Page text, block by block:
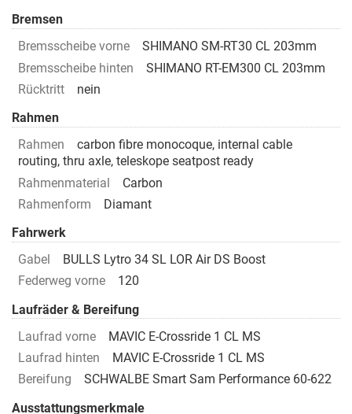
Bremsen
Bremsscheibe vorne
SHIMANO SM-RT30 CL 203mm
Bremsscheibe hinten
SHIMANO RT-EM300 CL 203mm
Rücktritt
nein
Rahmen
Rahmen
carbon fibre monocoque, internal cable
routing, thru axle, teleskope seatpost ready
Rahmenmaterial
Carbon
Rahmenform
Diamant
Fahrwerk
Gabel
BULLS Lytro 34 SL LOR Air DS Boost
Federweg vorne
120
Laufräder & Bereifung
Laufrad vorne
MAVIC E-Crossride 1 CL MS
Laufrad hinten
MAVIC E-Crossride 1 CL MS
Bereifung
SCHWALBE Smart Sam Performance 60-622
Ausstattungsmerkmale